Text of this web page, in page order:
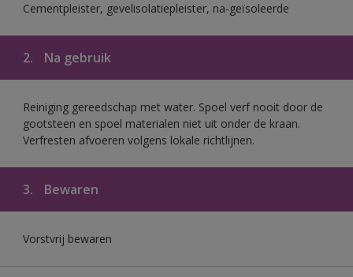
Cementpleister, gevelisolatiepleister, na-geïsoleerde
2. Na gebruik
Reiniging gereedschap met water. Spoel verf nooit door de
gootsteen en spoel materialen niet uit onder de kraan.
Verfresten afvoeren volgens lokale richtlijnen.
3. Bewaren
Vorstvrij bewaren